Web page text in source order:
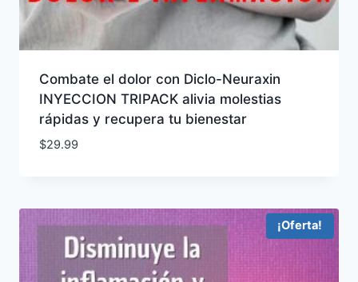
Combate el dolor con Diclo-Neuraxin
INYECCION TRIPACK alivia molestias
rápidas y recupera tu bienestar
$29.99
¡Oferta!